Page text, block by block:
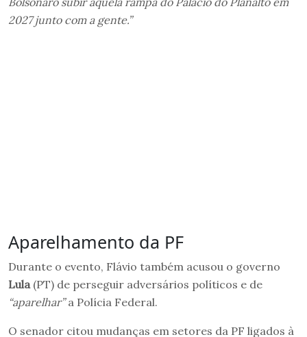
2027 junto com a gente.”
Aparelhamento da PF
Durante o evento, Flávio também acusou o governo
Lula (PT) de perseguir adversários políticos e de
“aparelhar”a Polícia Federal.
O senador citou mudanças em setores da PF ligados à